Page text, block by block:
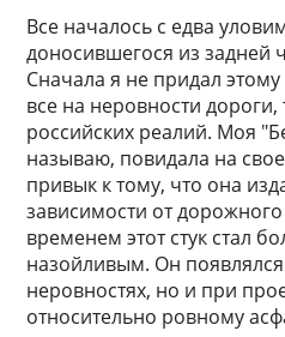
Все началось с едва
доносившегося из задней
Сначала я не придал
все на неровности
российских реалий. Моя
называю, повидала на
привык к тому, что она
зависимости от
временем этот стук стал
назойливым. Он
неровностях, но и при
относительно ровному